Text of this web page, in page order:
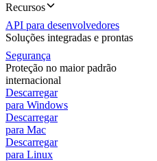
Recursos
API para desenvolvedores
Soluções integradas e prontas
Segurança
Proteção no maior padrão
internacional
Descarregar
para Windows
Descarregar
para Mac
Descarregar
para Linux